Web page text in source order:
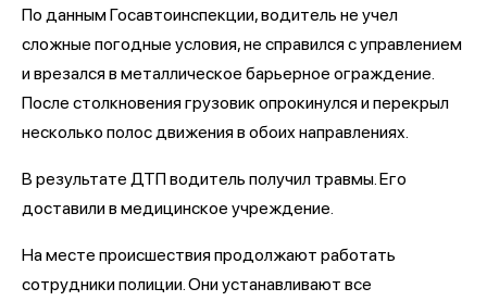
По данным Госавтоинспекции, водитель не учел
сложные погодные условия, не справился с управлением
и врезался в металлическое барьерное ограждение.
После столкновения грузовик опрокинулся и перекрыл
несколько полос движения в обоих направлениях.
В результате ДТП водитель получил травмы. Его
доставили в медицинское учреждение.
На месте происшествия продолжают работать
сотрудники полиции. Они устанавливают все